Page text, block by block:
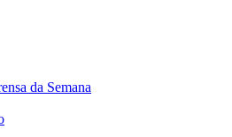
da Semana